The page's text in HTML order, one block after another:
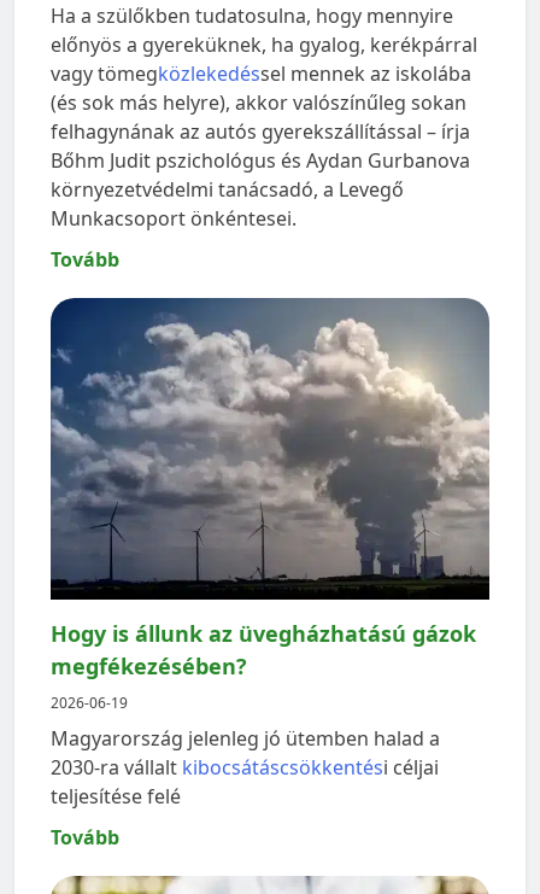
Ha a szülőkben tudatosulna, hogy mennyire
előnyös a gyereküknek, ha gyalog, kerékpárral
vagy tömegközlekedéssel mennek az iskolába
(és sok más helyre), akkor valószínűleg sokan
felhagynának az autós gyerekszállítással – írja
Bőhm Judit pszichológus és Aydan Gurbanova
környezetvédelmi tanácsadó, a Levegő
Munkacsoport önkéntesei.
Tovább
Hogy is állunk az üvegházhatású gázok
megfékezésében?
2026-06-19
Magyarország jelenleg jó ütemben halad a
2030-ra vállalt kibocsátáscsökkentési céljai
teljesítése felé
Tovább